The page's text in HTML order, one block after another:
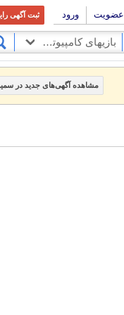
عضویت ورود ثبت آگهی
بازیهای کامپیوتری
مشاهده آگهی‌های جدید در